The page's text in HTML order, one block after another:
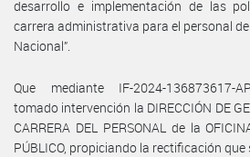
desarrollo e implementación de las
carrera administrativa para el personal
Nacional”.
Que mediante IF-2024-136873617-
tomado intervención la DIRECCIÓN DE
CARRERA DEL PERSONAL de la
PÚBLICO, propiciando la rectificación